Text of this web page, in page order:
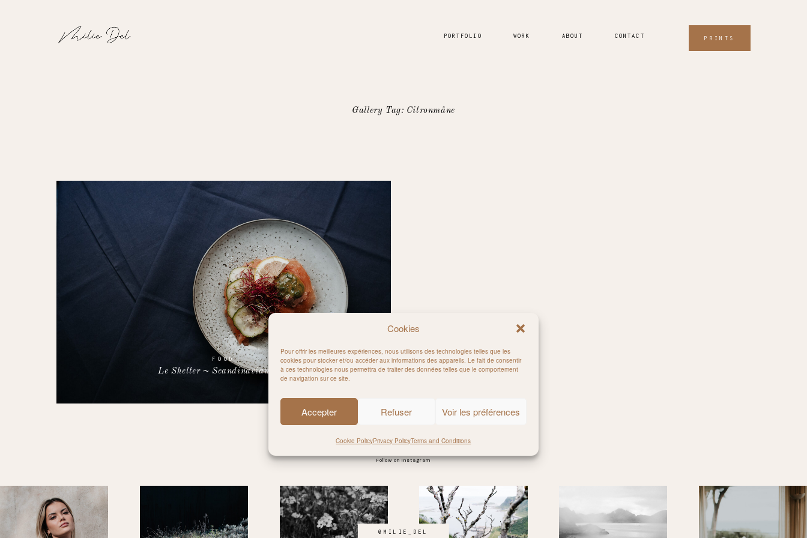
Cookies
Pour offrir les meilleures expériences, nous utilisons des technologies telles que les
cookies pour stocker et/ou accéder aux informations des appareils. Le fait de consentir
à ces technologies nous permettra de traiter des données telles que le comportement
de navigation sur ce site.
Accepter Refuser Voir les préférences
Cookie PolicyPrivacy PolicyTerms and Conditions
PORTFOLIO WORK ABOUT CONTACT PRINTS
Gallery Tag: Citronmåne
FOOD
Le Shelter ~ Scandinavian food
Follow on Instagram
@MILIE_DEL